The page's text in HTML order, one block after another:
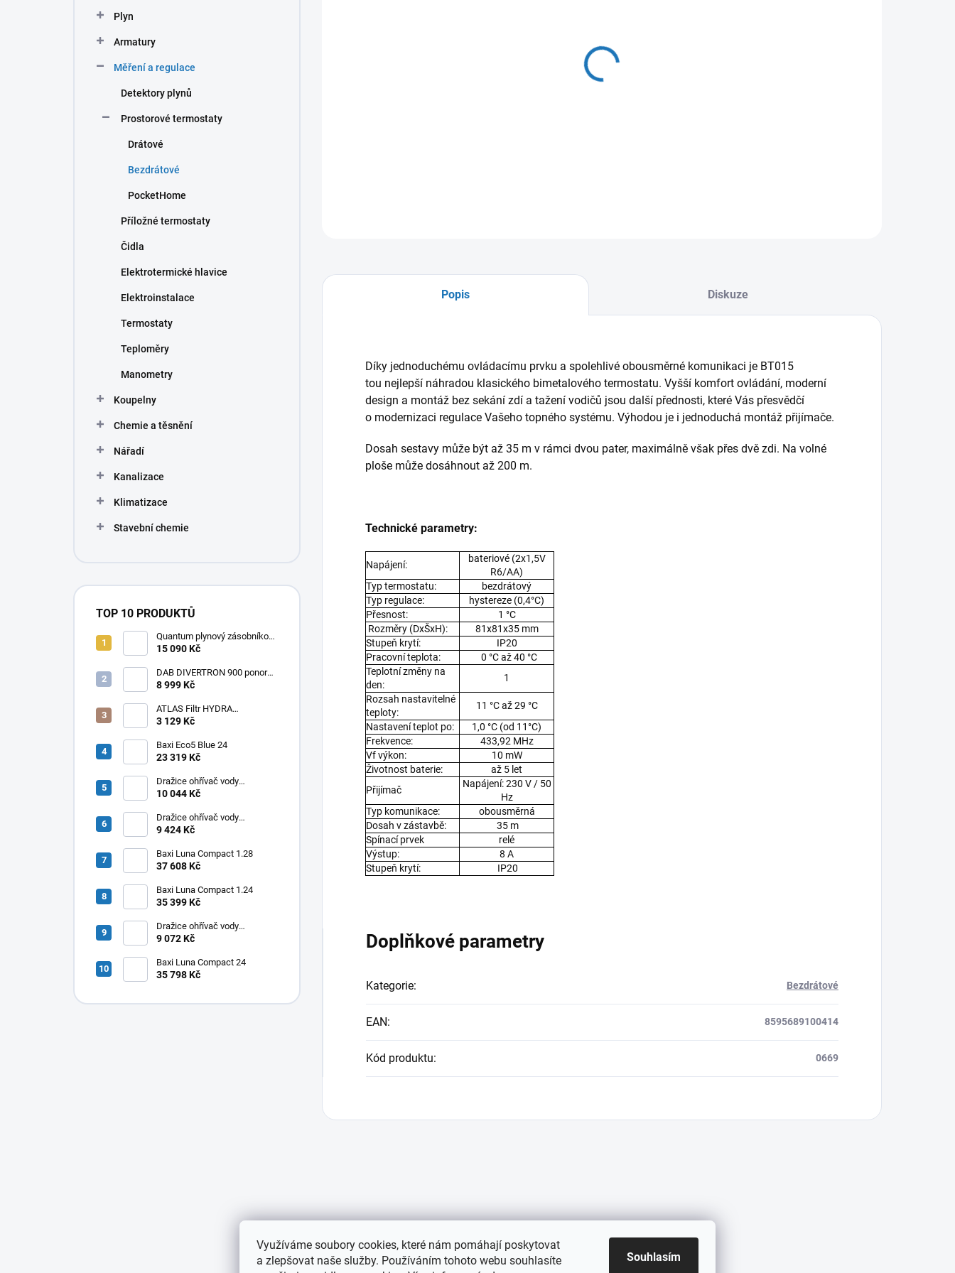
Využíváme soubory cookies, které nám pomáhají poskytovat
a zlepšovat naše služby. Používáním tohoto webu souhlasíte
Souhlasím
Plyn
Armatury
Měření a regulace
Detektory plynů
Prostorové termostaty
Drátové
Bezdrátové
PocketHome
Příložné termostaty
Čidla
Elektrotermické hlavice
Elektroinstalace
Termostaty
Teploměry
Manometry
Koupelny
Chemie a těsnění
Nářadí
Kanalizace
Klimatizace
Stavební chemie
TOP 10 PRODUKTŮ
Quantum plynový zásobníkový
ohřívač Q7 EU 30 NORS/E 115l
15 090 Kč
DAB DIVERTRON 900 ponorné
6" čerpadlo do vrtů a studní
8 999 Kč
ATLAS Filtr HYDRA
RAINMASTER TRIO RSH 1" +
3 129 Kč
Baxi Eco5 Blue 24
23 319 Kč
Dražice ohřívač vody
elektrický svislý OKHE ONE/E
10 044 Kč
Dražice ohřívač vody
elektrický svislý OKHE ONE/E
9 424 Kč
Baxi Luna Compact 1.28
37 608 Kč
Baxi Luna Compact 1.24
35 399 Kč
Dražice ohřívač vody
elektrický svislý OKHE ONE/E
9 072 Kč
Baxi Luna Compact 24
35 798 Kč
Popis Diskuze
Díky jednoduchému ovládacímu prvku a spolehlivé obousměrné komunikaci je BT015
tou nejlepší náhradou klasického bimetalového termostatu. Vyšší komfort ovládání, moderní
design a montáž bez sekání zdí a tažení vodičů jsou další přednosti, které Vás přesvědčí
o modernizaci regulace Vašeho topného systému. Výhodou je i jednoduchá montáž přijímače.
Dosah sestavy může být až 35 m v rámci dvou pater, maximálně však přes dvě zdi. Na volné
ploše může dosáhnout až 200 m.
Technické parametry:
Napájení:
bateriové (2x1,5V
R6/AA)
Typ termostatu:
bezdrátový
Typ regulace:
hystereze (0,4°C)
Přesnost:
1 °C
Rozměry (DxŠxH):
81x81x35 mm
Stupeň krytí:
IP20
Pracovní teplota:
0 °C až 40 °C
Teplotní změny na
den:
1
Rozsah nastavitelné
teploty:
11 °C až 29 °C
Nastavení teplot po:
1,0 °C (od 11°C)
Frekvence:
433,92 MHz
Vf výkon:
10 mW
Životnost baterie:
až 5 let
Přijímač
Napájení: 230 V / 50
Hz
Typ komunikace:
obousměrná
Dosah v zástavbě:
35 m
Spínací prvek
relé
Výstup:
8 A
Stupeň krytí:
IP20
Doplňkové parametry
Kategorie: Bezdrátové
EAN: 8595689100414
Kód produktu: 0669